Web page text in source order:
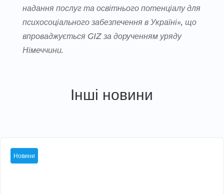
надання послуг та освітнього потенціалу для
психосоціального забезпечення в Україні», що
впроваджується GIZ за дорученням уряду
Німеччини.
Інші новини
Новини